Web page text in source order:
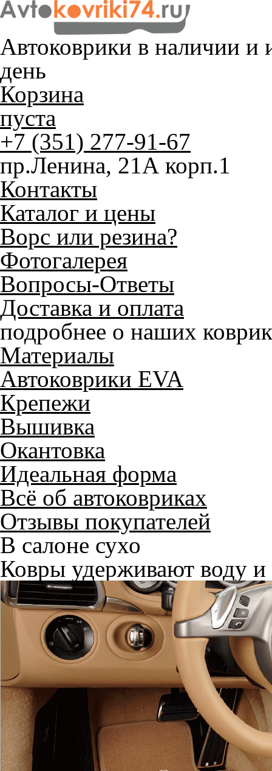
Автоковрики в наличии и
день
Корзина
пуста
+7 (351) 277-91-67
пр.Ленина, 21А корп.1
Контакты
Каталог и цены
Ворс или резина?
Фотогалерея
Вопросы-Ответы
Доставка и оплата
подробнее о наших
Материалы
Автоковрики EVA
Крепежи
Вышивка
Окантовка
Идеальная форма
Всё об автоковриках
Отзывы покупателей
В салоне сухо
Ковры удерживают воду и